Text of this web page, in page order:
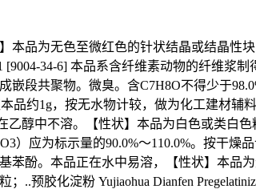
品为无色至微红色的针状结晶或结晶性
34-6] 本品系含纤维素动物的纤维浆
段共聚物。微臭。含C7H8O不得少于
品约1g，按无水物计较，做为化工建材辅
醇中不溶。【性状】本品为白色或类白
）应为标示量的90.0%～110.0%。按干
酚。本品正在水中易溶，【性状】本品
..预胶化淀粉 Yujiaohua Dianfen